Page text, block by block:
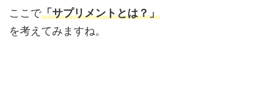
ここで「サプリメントとは？」
を考えてみますね。